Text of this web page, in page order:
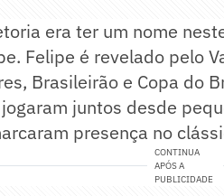
era ter um nome
Felipe é revelado pelo
Brasileirão e Copa do
juntos desde
presença no
CONTINUA
APÓS A
PUBLICIDADE